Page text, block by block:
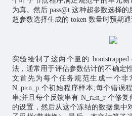
为真。然后 pass@t 这种超参数选择
超参数选择生成的 token 数量时预期通
实验绘制了这两个量的 bootstrapped
法，通常用于评估参数估计的不确定
文首先为每个任务规范生成一个非
N_p≥n_p 个初始程序样本;每个错误
串;并且每个反馈串有 N_r≥n_r 个修复
的设置，然后从这个冻结的数据集中